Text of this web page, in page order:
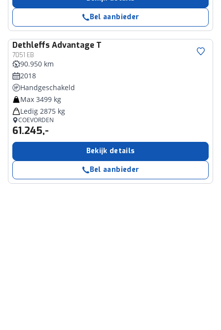
Bel aanbieder
Dethleffs Advantage T
7051 EB
90.950 km
2018
Handgeschakeld
Max 3499 kg
Ledig 2875 kg
COEVORDEN
61.245,-
Bekijk details
Bel aanbieder